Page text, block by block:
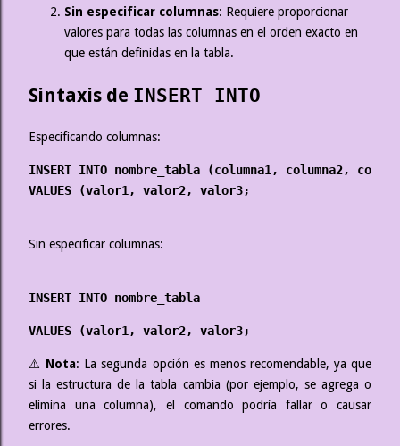
Sin especificar columnas: Requiere proporcionar
valores para todas las columnas en el orden exacto en
que están definidas en la tabla.
Sintaxis de INSERT INTO
Especificando columnas:
INSERT INTO nombre_tabla (columna1, columna2,
VALUES (valor1, valor2, valor3;
Sin especificar columnas:
INSERT INTO nombre_tabla
VALUES (valor1, valor2, valor3;
⚠️ Nota: La segunda opción es menos recomendable, ya que
si la estructura de la tabla cambia (por ejemplo, se agrega o
elimina una columna), el comando podría fallar o causar
errores.